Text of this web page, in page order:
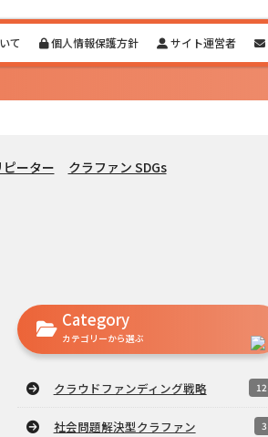
て 個人情報保護方針 サイト運営者
ピーター クラファン SDGs
Category
カテゴリーから選ぶ
クラウドファンディング戦略 12
社会問題解決型クラファン 3